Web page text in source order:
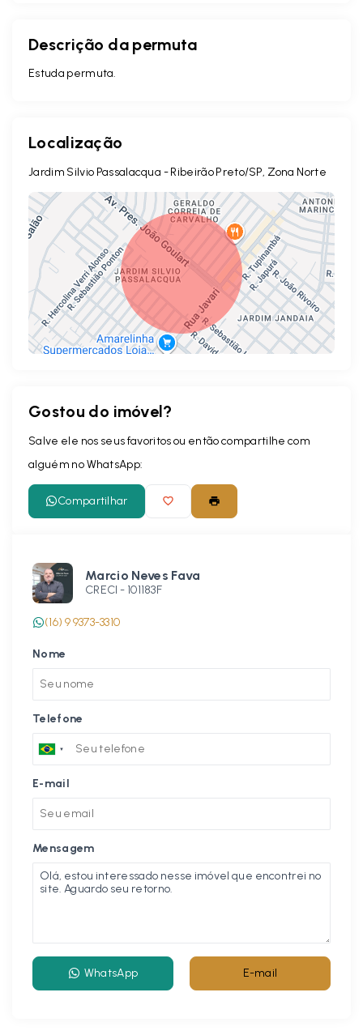
Descrição da permuta
Estuda permuta.
Localização
Jardim Silvio Passalacqua - Ribeirão Preto/SP, Zona Norte
Gostou do imóvel?
Salve ele nos seus favoritos ou então compartilhe com
alguém no WhatsApp:
Compartilhar
Marcio Neves Fava
CRECI - 101183F
(16) 9 9373-3310
Nome
Telefone
E-mail
Mensagem
WhatsApp E-mail